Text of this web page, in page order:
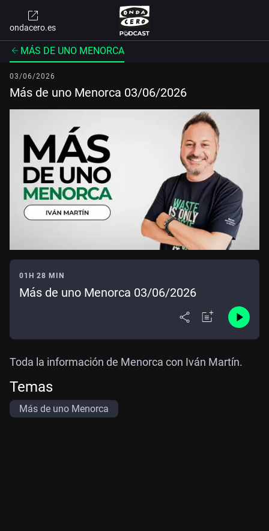
ondacero.es
MÁS DE UNO MENORCA
03/06/2026
Más de uno Menorca 03/06/2026
01H 28 MIN
Más de uno Menorca 03/06/2026
Toda la información de Menorca con Iván Martín.
Temas
Más de uno Menorca